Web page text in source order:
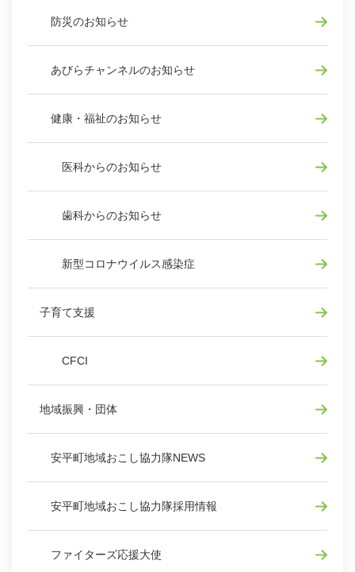
防災のお知らせ
あびらチャンネルのお知らせ
健康・福祉のお知らせ
医科からのお知らせ
歯科からのお知らせ
新型コロナウイルス感染症
子育て支援
CFCI
地域振興・団体
安平町地域おこし協力隊NEWS
安平町地域おこし協力隊採用情報
ファイターズ応援大使